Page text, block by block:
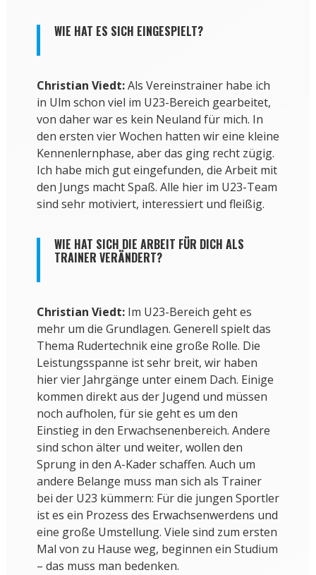
WIE HAT ES SICH EINGESPIELT?
Christian Viedt:Als Vereinstrainer habe ich
in Ulm schon viel im U23-Bereich gearbeitet,
von daher war es kein Neuland für mich. In
den ersten vier Wochen hatten wir eine kleine
Kennenlernphase, aber das ging recht zügig.
Ich habe mich gut eingefunden, die Arbeit mit
den Jungs macht Spaß. Alle hier im U23-Team
sind sehr motiviert, interessiert und fleißig.
WIE HAT SICH DIE ARBEIT FÜR DICH ALS
TRAINER VERÄNDERT?
Christian Viedt:Im U23-Bereich geht es
mehr um die Grundlagen. Generell spielt das
Thema Rudertechnik eine große Rolle. Die
Leistungsspanne ist sehr breit, wir haben
hier vier Jahrgänge unter einem Dach. Einige
kommen direkt aus der Jugend und müssen
noch aufholen, für sie geht es um den
Einstieg in den Erwachsenenbereich. Andere
sind schon älter und weiter, wollen den
Sprung in den A-Kader schaffen. Auch um
andere Belange muss man sich als Trainer
bei der U23 kümmern: Für die jungen Sportler
ist es ein Prozess des Erwachsenwerdens und
eine große Umstellung. Viele sind zum ersten
Mal von zu Hause weg, beginnen ein Studium
– das muss man bedenken.